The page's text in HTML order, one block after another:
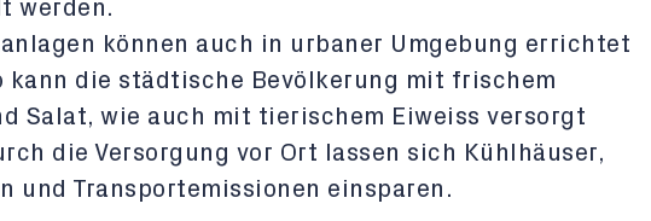
werden.
können auch in urbaner Umgebung errichtet
kann die städtische Bevölkerung mit frischem
Salat, wie auch mit tierischem Eiweiss versorgt
die Versorgung vor Ort lassen sich Kühlhäuser,
und Transportemissionen einsparen.